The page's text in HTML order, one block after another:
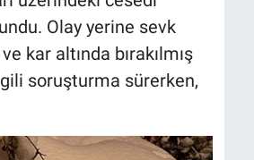
Olay yerine sevk
kar altında bırakılmış
soruşturma sürerken,